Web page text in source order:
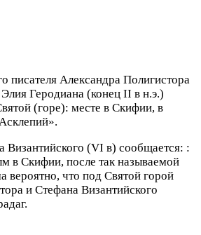
писателя Александра Полигистора
Геродиана (конец II в н.э.)
(горе): месте в Скифии, в
Византийского (VI в) сообщается: :
в Скифии, после так называемой
вероятно, что под Святой горой
и Стефана Византийского